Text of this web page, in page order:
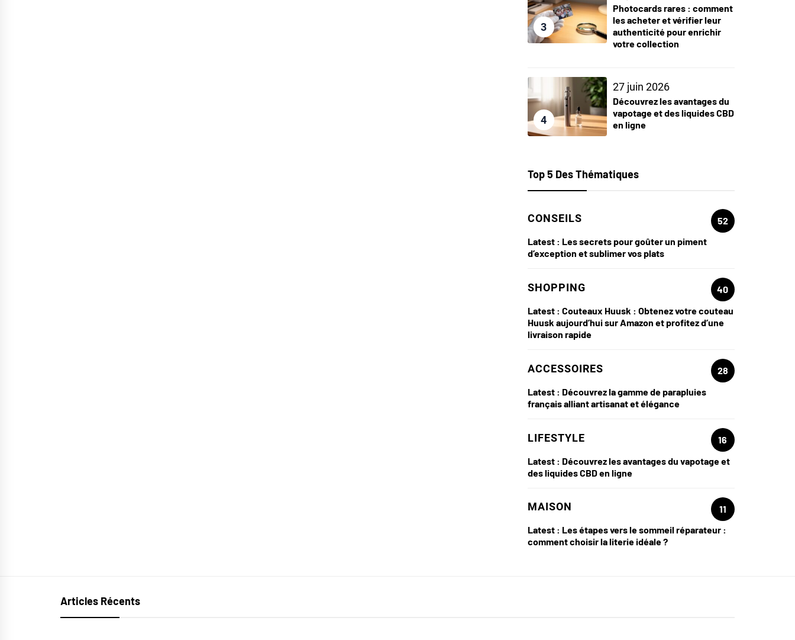
3
Photocards rares : comment
les acheter et vérifier leur
authenticité pour enrichir
votre collection
4
27 juin 2026
Découvrez les avantages du
vapotage et des liquides CBD
en ligne
Top 5 Des Thématiques
CONSEILS
52
Latest : Les secrets pour goûter un piment
d’exception et sublimer vos plats
SHOPPING
40
Latest : Couteaux Huusk : Obtenez votre couteau
Huusk aujourd’hui sur Amazon et profitez d’une
livraison rapide
ACCESSOIRES
28
Latest : Découvrez la gamme de parapluies
français alliant artisanat et élégance
LIFESTYLE
16
Latest : Découvrez les avantages du vapotage et
des liquides CBD en ligne
MAISON
11
Latest : Les étapes vers le sommeil réparateur :
comment choisir la literie idéale ?
Articles Récents